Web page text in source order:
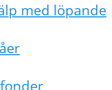
med löpande